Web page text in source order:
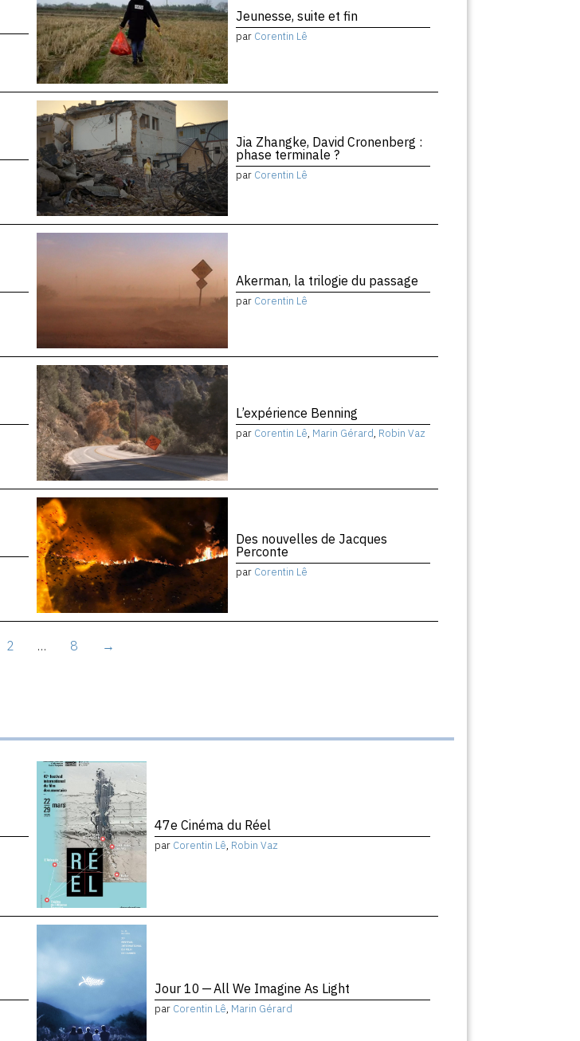
Jeunesse, suite et fin
par Corentin Lê
Jia Zhangke, David Cronenberg :
phase terminale ?
par Corentin Lê
Akerman, la trilogie du passage
par Corentin Lê
L’expérience Benning
par Corentin Lê, Marin Gérard, Robin Vaz
Des nouvelles de Jacques
Perconte
par Corentin Lê
2 … 8 →
47e Cinéma du Réel
par Corentin Lê, Robin Vaz
Jour 10 — All We Imagine As Light
par Corentin Lê, Marin Gérard